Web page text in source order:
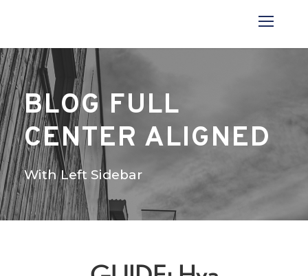
BLOG FULL
CENTER ALIGNED
With Left Sidebar